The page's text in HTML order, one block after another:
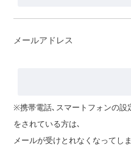
メールアドレス
※携帯電話､スマートフォンの設
をされている方は､
メールが受けとれなくなってし
■問１３.ご職業についてお聞か
その他